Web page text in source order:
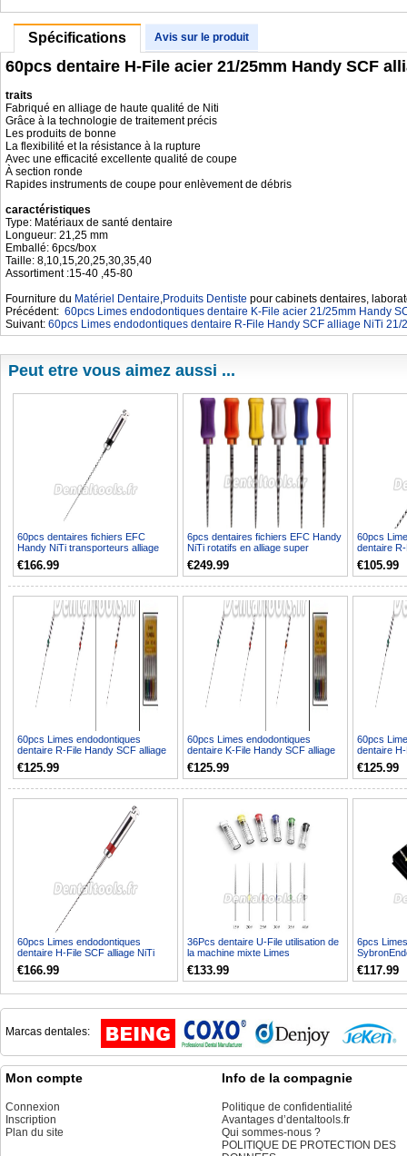
Spécifications Avis sur le produit
60pcs dentaire H-File acier 21/25mm Handy SCF
traits
Fabriqué en alliage de haute qualité de Niti
Grâce à la technologie de traitement précis
Les produits de bonne
La flexibilité et la résistance à la rupture
Avec une efficacité excellente qualité de coupe
À section ronde
Rapides instruments de coupe pour enlèvement de débris
caractéristiques
Type: Matériaux de santé dentaire
Longueur: 21,25 mm
Emballé: 6pcs/box
Taille: 8,10,15,20,25,30,35,40
Assortiment :15-40 ,45-80
Fourniture du Matériel Dentaire,Produits Dentiste pour cabinets dentaires,
Précédent: 60pcs Limes endodontiques dentaire K-File acier 21/25mm Handy
Suivant: 60pcs Limes endodontiques dentaire R-File Handy SCF alliage NiTi 21/
Peut etre vous aimez aussi ...
60pcs dentaires fichiers EFC
Handy NiTi transporteurs alliage
Coller Rotary
€166.99
6pcs dentaires fichiers EFC Handy
NiTi rotatifs en alliage super
Fichiers
€249.99
60pcs
dentaire
Handy
€105.99
60pcs Limes endodontiques
dentaire R-File Handy SCF alliage
NiTi 21/25mm
€125.99
60pcs Limes endodontiques
dentaire K-File Handy SCF alliage
NiTi 21/25mm
€125.99
60pcs
dentaire
SCF
€125.99
60pcs Limes endodontiques
dentaire H-File SCF alliage NiTi
21/25mm
€166.99
36Pcs dentaire U-File utilisation de
la machine mixte Limes
endodontiques
€133.99
6pcs
Helix 15-
€117.99
Marcas dentales:
Mon compte
Connexion
Inscription
Plan du site
Info de la compagnie
Politique de confidentialité
Avantages d’dentaltools.fr
Qui sommes-nous ?
POLITIQUE DE PROTECTION DES